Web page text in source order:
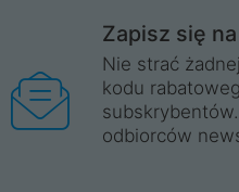
Zapisz się
Nie strać
kodu
odbiorców